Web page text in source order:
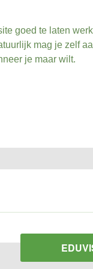
goed te laten
mag je zelf
je maar wilt.